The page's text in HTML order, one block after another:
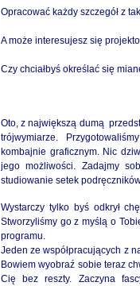
Opracować każdy szczegół z
A może interesujesz się
Czy chciałbyś określać się
Oto, z największą dumą
trójwymiarze.
kombajnie graficznym. Nic
jego możliwości. Zadajmy
studiowanie setek
Wystarczy tylko byś odkrył
Stworzyliśmy go z myślą o
programu.
Jeden ze współpracujących z
Bowiem wyobraź sobie teraz
Cię bez reszty. Zaczyna